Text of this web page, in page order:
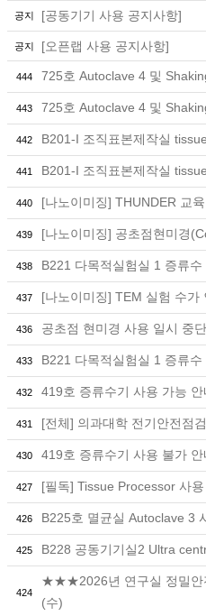
공지 [공동기기 사용 공지사항]
공지 [오픈랩 사용 공지사항]
444 725호 Autoclave 4 및
443 725호 Autoclave 4 및
442 B201-I 조직표본제작실
441 B201-I 조직표본제작실
440 [나노이미징] THUNDER 교
439 [나노이미징] 공초점현미경
438 B221 다목적실험실 1 증류
437 [나노이미징] TEM 실험 수
436 공초점 현미경 사용 일시 중
433 B221 다목적실험실 1 증류
432 419호 증류수기 사용 가능 안
431 [전체] 의과대학 전기안전점
430 419호 증류수기 사용 불가 안
427 [필독] Tissue Processor 사
426 B225호 멸균실 Autoclave 3
425 B228 공동기기실2 Ultra
424
★★★2026년 연구실 정밀안
(수)